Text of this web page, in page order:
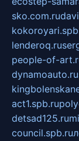
sko.com.ru
lenderoq.ru
people-of-
dynamoauto.ru
act1.spb.ru
detsad125.ru
council.spb.ru